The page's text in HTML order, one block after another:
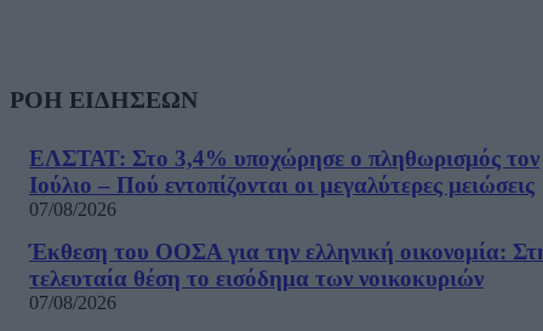
ΡΟΗ ΕΙΔΗΣΕΩΝ
ΕΛΣΤΑΤ: Στο 3,4% υποχώρησε ο πληθωρισμός τον
Ιούλιο – Πού εντοπίζονται οι μεγαλύτερες μειώσεις
07/08/2026
Έκθεση του ΟΟΣΑ για την ελληνική οικονομία:
τελευταία θέση το εισόδημα των νοικοκυριών
07/08/2026